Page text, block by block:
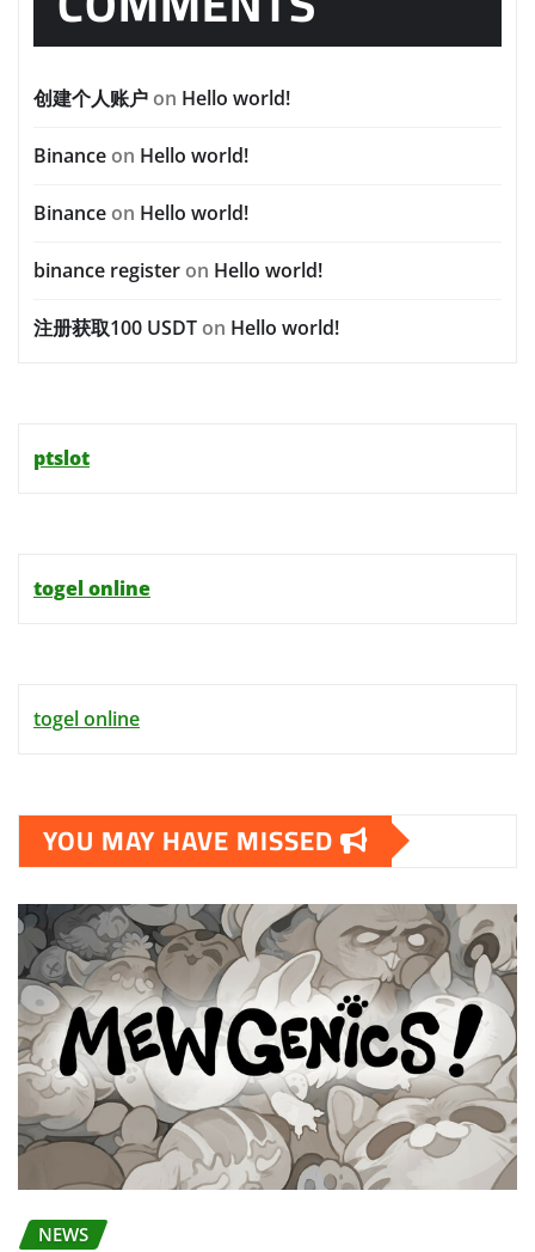
创建个人账户 on Hello world!
Binance on Hello world!
Binance on Hello world!
binance register on Hello world!
注册获取100 USDT on Hello world!
ptslot
togel online
togel online
YOU MAY HAVE MISSED
NEWS